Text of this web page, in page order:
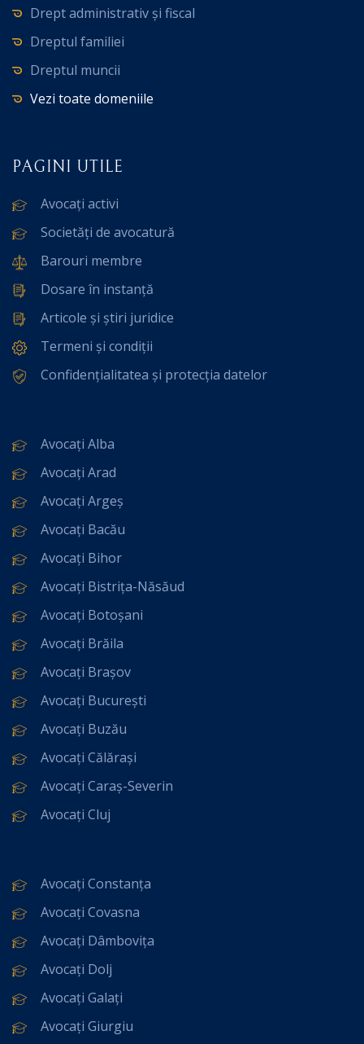
Drept administrativ și fiscal
Dreptul familiei
Dreptul muncii
Vezi toate domeniile
PAGINI UTILE
Avocați activi
Societăți de avocatură
Barouri membre
Dosare în instanță
Articole și știri juridice
Termeni și condiții
Confidențialitatea și protecția datelor
Avocați Alba
Avocați Arad
Avocați Argeș
Avocați Bacău
Avocați Bihor
Avocați Bistrița-Năsăud
Avocați Botoșani
Avocați Brăila
Avocați Brașov
Avocați București
Avocați Buzău
Avocați Călărași
Avocați Caraș-Severin
Avocați Cluj
Avocați Constanța
Avocați Covasna
Avocați Dâmbovița
Avocați Dolj
Avocați Galați
Avocați Giurgiu